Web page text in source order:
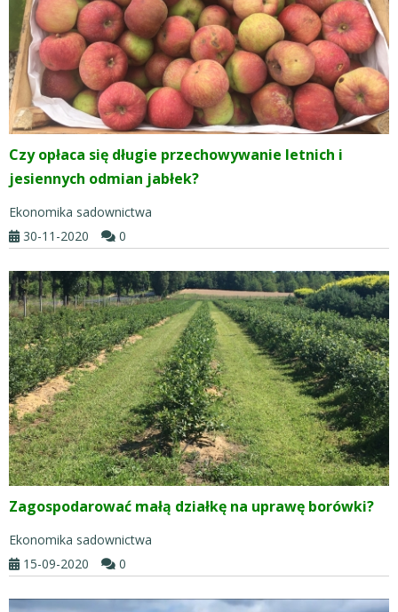
Czy opłaca się długie przechowywanie letnich i
jesiennych odmian jabłek?
Ekonomika sadownictwa
30-11-2020
0
Zagospodarować małą działkę na uprawę borówki?
Ekonomika sadownictwa
15-09-2020
0